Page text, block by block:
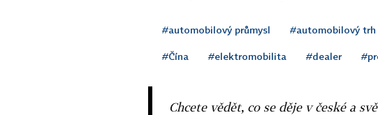
#automobilový průmysl #automobilový trh
#Čína #elektromobilita #dealer
Chcete vědět, co se děje v české a